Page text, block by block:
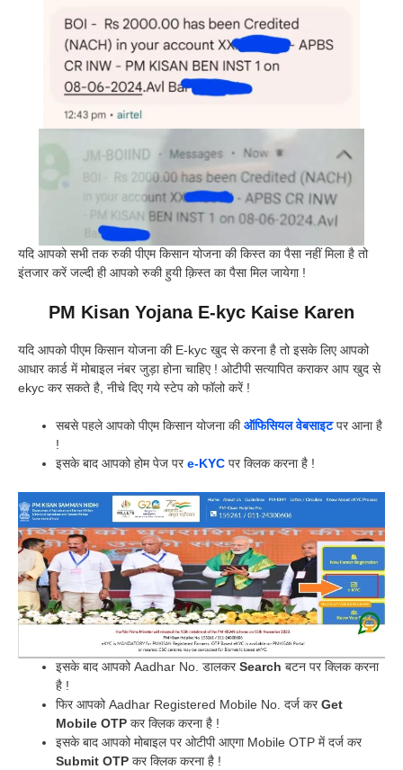
यदि आपको सभी तक रुकी पीएम किसान योजना की किस्त का पैसा नहीं मिला है तो
इंतजार करें जल्दी ही आपको रुकी हुयी क़िस्त का पैसा मिल जायेगा !
PM Kisan Yojana E-kyc Kaise Karen
यदि आपको पीएम किसान योजना की E-kyc खुद से करना है तो इसके लिए आपको
आधार कार्ड में मोबाइल नंबर जुड़ा होना चाहिए ! ओटीपी सत्यापित कराकर आप खुद से
ekyc कर सकते है, नीचे दिए गये स्टेप को फॉलो करें !
सबसे पहले आपको पीएम किसान योजना कीऑफिसियल वेबसाइटपर आना है
!
इसके बाद आपको होम पेज परe-KYC पर क्लिक करना है !
इसके बाद आपको Aadhar No. डालकरSearch बटन पर क्लिक करना
है !
फिर आपको Aadhar Registered Mobile No. दर्ज करGet
Mobile OTP कर क्लिक करना है !
इसके बाद आपको मोबाइल पर ओटीपी आएगा Mobile OTP में दर्ज कर
Submit OTP कर क्लिक करना है !